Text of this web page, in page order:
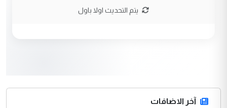
نتشرف بلقاء السيد احمد الصافي في العتبات
التعليق : قرار مستعجل جدا ولامصلحة فيه
للوزاره ولا للمواطن القرار الصائب يكون بعد
يتم التحديث اولا باول
آخر الاضافات